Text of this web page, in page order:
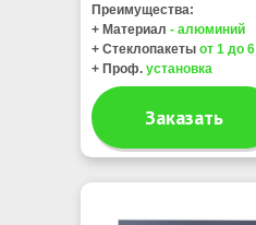
Заказать
Преимущества:
+ Материал - алюминий
+ Стеклопакеты от 1 до 6
+ Проф. установка